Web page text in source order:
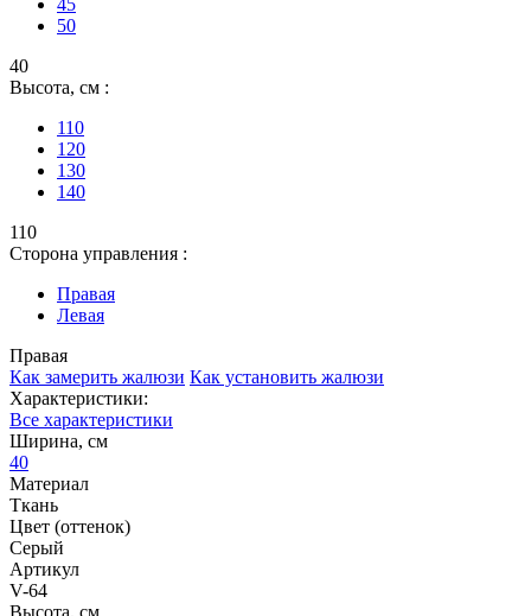
50
40
Высота, см :
110
120
130
140
110
Сторона управления :
Правая
Левая
Правая
Как замерить жалюзи Как установить жалюзи
Характеристики:
Все характеристики
Ширина, см
40
Материал
Ткань
Цвет (оттенок)
Серый
Артикул
V-64
Высота, см